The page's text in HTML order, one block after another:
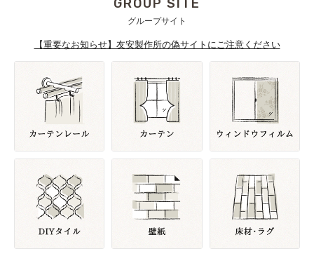
GROUP SITE
グループサイト
【重要なお知らせ】友安製作所の偽サイトにご注意ください